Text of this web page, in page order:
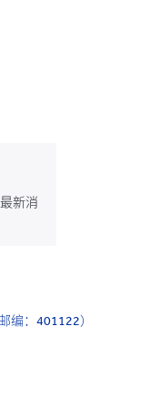
新消
编：401122）